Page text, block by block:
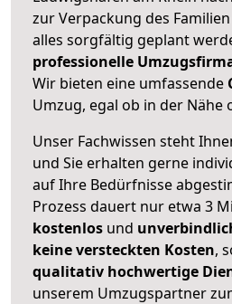
zur Verpackung des
alles sorgfältig geplant
professionelle
Wir bieten eine umfassende
Umzug, egal ob in der Nähe
Unser Fachwissen steht
und Sie erhalten gerne
auf Ihre Bedürfnisse
Prozess dauert nur etwa 3
kostenlos und
keine versteckten Kosten,
qualitativ hochwertige
unserem Umzugspartner